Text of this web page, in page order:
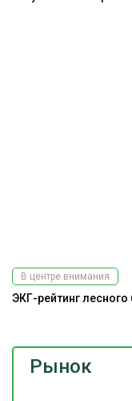
Рынок
В центре внимания
ЭКГ-рейтинг лесного